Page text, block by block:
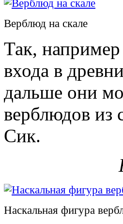
Верблюд на скале
Так, например
входа в
дальше они
верблюдов из
Сик.
Наскальная фигура